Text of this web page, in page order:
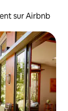
sur Airbnb